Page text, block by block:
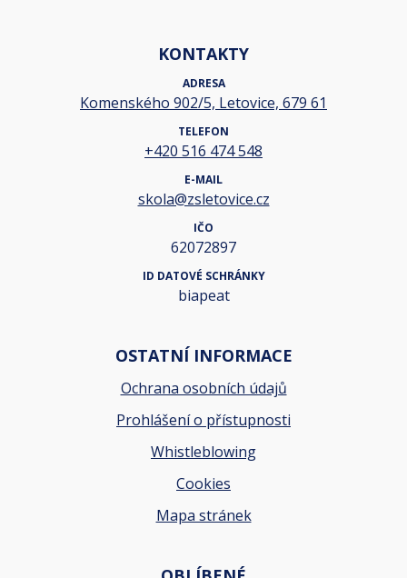
KONTAKTY
ADRESA
Komenského 902/5, Letovice, 679 61
TELEFON
+420 516 474 548
E-MAIL
skola@zsletovice.cz
IČO
62072897
ID DATOVÉ SCHRÁNKY
biapeat
OSTATNÍ INFORMACE
Ochrana osobních údajů
Prohlášení o přístupnosti
Whistleblowing
Cookies
Mapa stránek